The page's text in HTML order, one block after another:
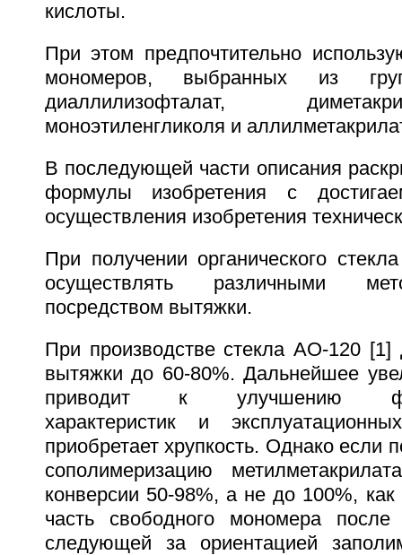
кислоты.
При этом предпочтительно
мономеров, выбранных из
диаллилизофталат,
моноэтиленгликоля и
В последующей части описания
формулы изобретения с
осуществления изобретения
При получении органического
осуществлять различными
посредством вытяжки.
При производстве стекла АО-120 [1]
вытяжки до 60-80%. Дальнейшее
приводит к улучшению
характеристик и
приобретает хрупкость. Однако если
сополимеризацию
конверсии 50-98%, а не до 100%,
часть свободного мономера
следующей за ориентацией